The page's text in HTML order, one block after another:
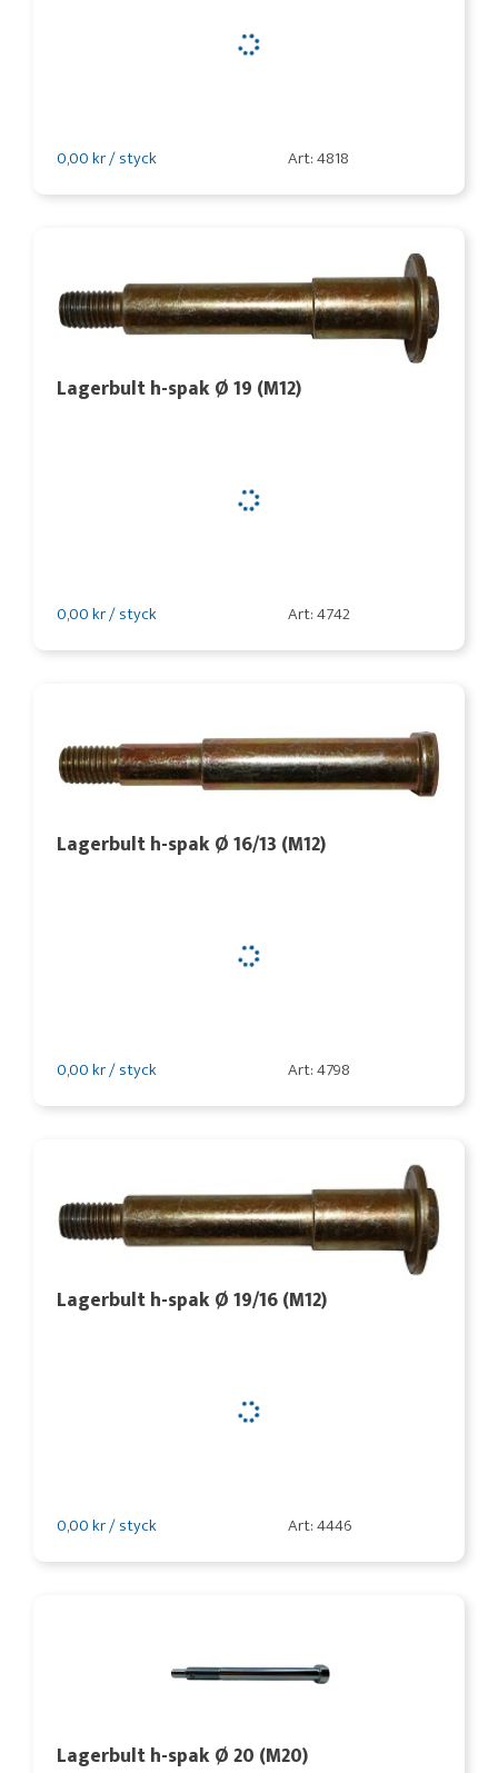
0,00 kr / styck Art: 4818
Lagerbult h-spak Ø 19 (M12)
0,00 kr / styck Art: 4742
Lagerbult h-spak Ø 16/13 (M12)
0,00 kr / styck Art: 4798
Lagerbult h-spak Ø 19/16 (M12)
0,00 kr / styck Art: 4446
Lagerbult h-spak Ø 20 (M20)